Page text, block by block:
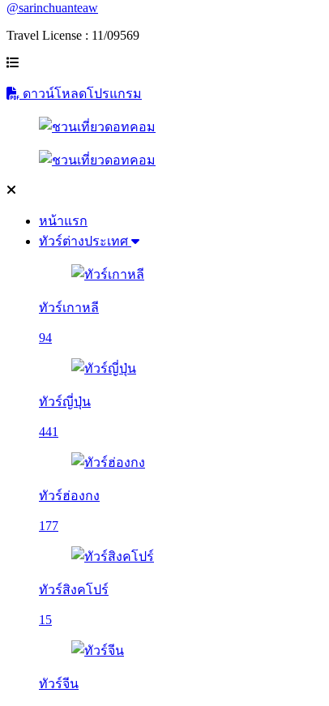
@sarinchuanteaw
Travel License : 11/09569
ดาวน์โหลดโปรแกรม
หน้าแรก
ทัวร์ต่างประเทศ
ทัวร์เกาหลี
94
ทัวร์ญี่ปุ่น
441
ทัวร์ฮ่องกง
177
ทัวร์สิงคโปร์
15
ทัวร์จีน